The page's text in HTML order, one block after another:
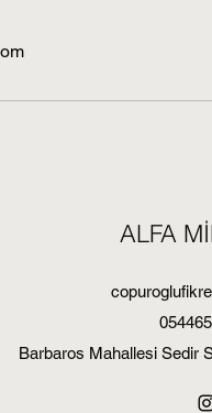
ALFA
Barbaros Mahallesi Sedir